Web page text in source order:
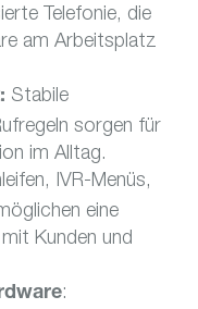
Telefonie, die
am Arbeitsplatz
Stabile
sorgen für
im Alltag.
IVR-Menüs,
eine
Kunden und
: